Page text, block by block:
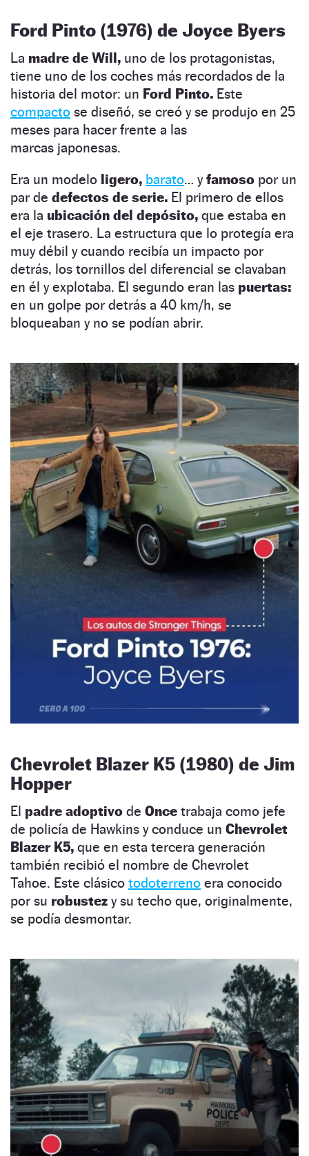
Ford Pinto (1976) de Joyce Byers
La madre de Will, uno de los protagonistas,
tiene uno de los coches más recordados de la
historia del motor: un Ford Pinto. Este
compacto se diseñó, se creó y se produjo en 25
meses para hacer frente a las
marcas japonesas.
Era un modelo ligero, barato… yfamoso por un
par de defectos de serie. El primero de ellos
era la ubicación del depósito, que estaba en
el eje trasero. La estructura que lo protegía era
muy débil y cuando recibía un impacto por
detrás, los tornillos del diferencial se clavaban
en él y explotaba. El segundo eran las puertas:
en un golpe por detrás a 40 km/h, se
bloqueaban y no se podían abrir.
Chevrolet Blazer K5 (1980) de Jim
Hopper
El padre adoptivo de Once trabaja como jefe
de policía de Hawkins y conduce un Chevrolet
Blazer K5, que en esta tercera generación
también recibió el nombre de Chevrolet
Tahoe. Este clásico todoterreno era conocido
por su robustez y su techo que, originalmente,
se podía desmontar.